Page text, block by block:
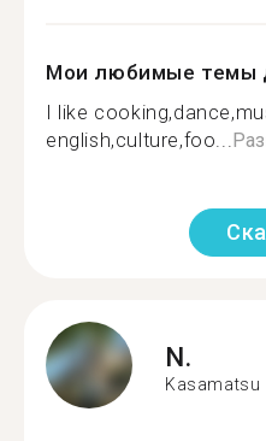
Мои любимые темы
I like
english,culture,foo...
N.
Kasamatsu